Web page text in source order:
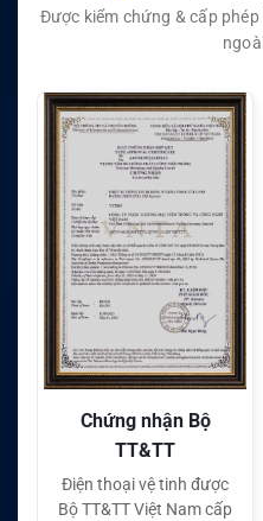
Được kiểm chứng & cấp
Chứng nhận CE quốc
tế
Điện thoại vệ tinh đạt tiêu
chuẩn chất lượng quốc